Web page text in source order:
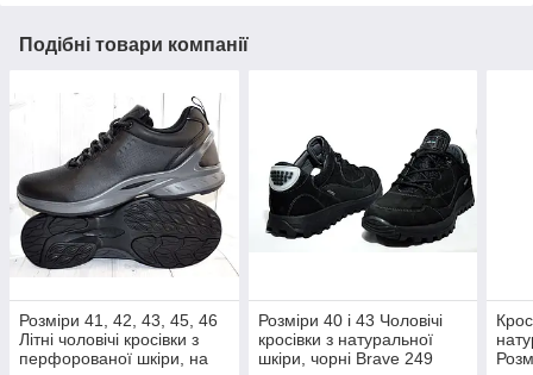
Подібні товари компанії
Розміри 41, 42, 43, 45, 46
Літні чоловічі кросівки з
перфорованої шкіри, на
Розміри 40 і 43 Чоловічі
кросівки з натуральної
шкіри, чорні Brave 249